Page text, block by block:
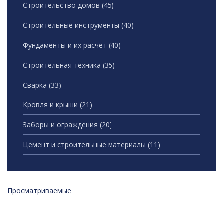
Строительство домов (45)
Строительные инструменты (40)
Фундаменты и их расчет (40)
Строительная техника (35)
Сварка (33)
Кровля и крыши (21)
Заборы и ограждения (20)
Цемент и строительные материалы (11)
Просматриваемые